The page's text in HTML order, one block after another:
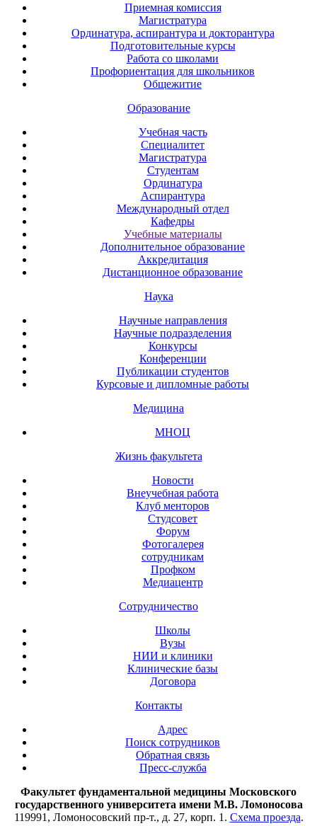
Приемная комиссия
Магистратура
Ординатура, аспирантура и докторантура
Подготовительные курсы
Работа со школами
Профориентация для школьников
Общежитие
Образование
Учебная часть
Специалитет
Магистратура
Студентам
Ординатура
Аспирантура
Международный отдел
Кафедры
Учебные материалы
Дополнительное образование
Аккредитация
Дистанционное образование
Наука
Научные направления
Научные подразделения
Конкурсы
Конференции
Публикации студентов
Курсовые и дипломные работы
Медицина
МНОЦ
Жизнь факультета
Новости
Внеучебная работа
Клуб менторов
Студсовет
Форум
Фотогалерея
сотрудникам
Профком
Медиацентр
Сотрудничество
Школы
Вузы
НИИ и клиники
Клинические базы
Договора
Контакты
Адрес
Поиск сотрудников
Обратная связь
Пресс-служба
Факультет фундаментальной медицины Московского
государственного университета имени М.В. Ломоносова
119991, Ломоносовский пр-т., д. 27, корп. 1. Схема проезда.